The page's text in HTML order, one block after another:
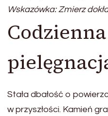
Wskazówka: Zmierz
Codzienna
Stała dbałość o
w przyszłości. Kamień